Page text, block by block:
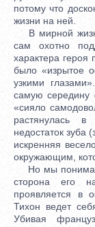
потому что
жизни на ней.
В мирной
сам охотно
характера героя
было «изрытое
узкими
самую середину
«сияло
растянулась
недостаток зуба
искренняя
окружающим,
Но мы
сторона его
проявляется в
Тихон ведет
Убивая